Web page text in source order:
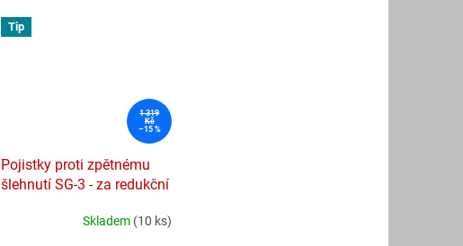
Tip
1 319
Kč
–15 %
Pojistky proti zpětnému
šlehnutí SG-3 - za redukční
Skladem (10 ks)